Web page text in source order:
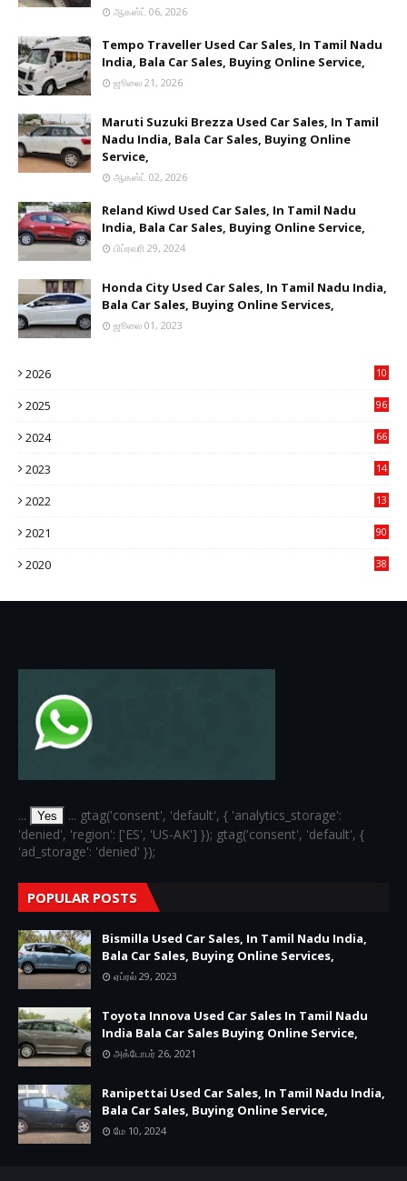
ஆகஸ்ட் 06, 2026
Tempo Traveller Used Car Sales, In Tamil Nadu
India, Bala Car Sales, Buying Online Service,
ஜூலை 21, 2026
Maruti Suzuki Brezza Used Car Sales, In Tamil
Nadu India, Bala Car Sales, Buying Online
Service,
ஆகஸ்ட் 02, 2026
Reland Kiwd Used Car Sales, In Tamil Nadu
India, Bala Car Sales, Buying Online Service,
பிப்ரவரி 29, 2024
Honda City Used Car Sales, In Tamil Nadu India,
Bala Car Sales, Buying Online Services,
ஜூலை 01, 2023
2026
10
2025
96
2024
66
2023
14
2022
13
2021
90
2020
38
... Yes
... gtag('consent', 'default', { 'analytics_storage':
'denied', 'region': ['ES', 'US-AK'] }); gtag('consent', 'default', {
'ad_storage': 'denied' });
POPULAR POSTS
Bismilla Used Car Sales, In Tamil Nadu India,
Bala Car Sales, Buying Online Services,
ஏப்ரல் 29, 2023
Toyota Innova Used Car Sales In Tamil Nadu
India Bala Car Sales Buying Online Service,
அக்டோபர் 26, 2021
Ranipettai Used Car Sales, In Tamil Nadu India,
Bala Car Sales, Buying Online Service,
மே 10, 2024